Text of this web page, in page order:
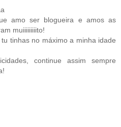
amo ser blogueira e amos as
muiiiiiiiiito!
tinhas no máximo a minha idade
continue assim sempre